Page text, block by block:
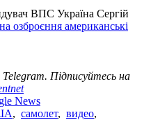
ВПС Україна Сергій
озброєння американські
Підписуйтесь на
News
, самолет, видео,